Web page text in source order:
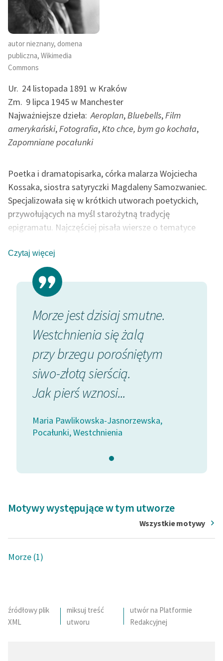
autor nieznany, domena
publiczna, Wikimedia
Commons
Ur. 24 listopada 1891 w Kraków
Zm. 9 lipca 1945 w Manchester
Najważniejsze dzieła: Aeroplan,Bluebells,Film
amerykański,Fotografia,Kto chce, bym go kochała,
Zapomniane pocałunki
Poetka i dramatopisarka, córka malarza Wojciecha
Kossaka, siostra satyryczki Magdaleny Samozwaniec.
Specjalizowała się w krótkich utworach poetyckich,
przywołujących na myśl starożytną tradycję
epigramatu. Najczęściej pisała wiersze o tematyce
konceptach. Nieobca była jej też tematyka pozycji
kobiety w społeczeństwie. W czasie wojny tworzyła z
kolei wiersze opisujące wpływ brutalnej historii na losy i
mentalność ludzką.
Czytaj więcej
Morze jest dzisiaj smutne.
Westchnienia się żalą
przy brzegu porośniętym
siwo-złotą sierścią.
Jak pierś wznosi...
Maria Pawlikowska-Jasnorzewska,
Pocałunki, Westchnienia
Motywy występujące w tym utworze
Wszystkie motywy
Morze (1)
źródłowy plik
XML
miksuj treść
utworu
utwór na Platformie
Redakcyjnej